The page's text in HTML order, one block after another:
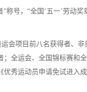
称号，“全国‘五一’劳动
会项目前八名获得者、
；全运会、全国锦标赛
秀运动员申请免试进入